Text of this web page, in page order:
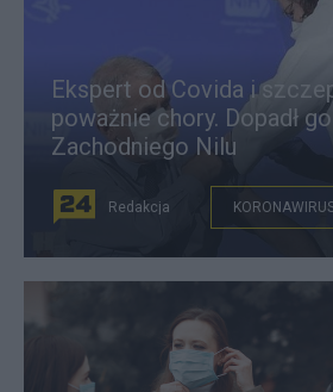
Ekspert od Covida i
poważnie chory. Dopadł
Zachodniego Nilu
Redakcja